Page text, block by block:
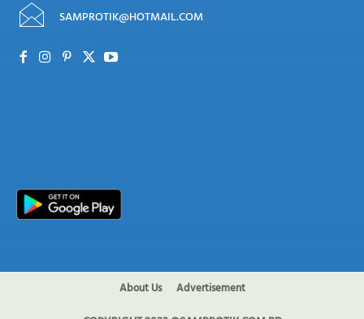
SAMPROTIK@HOTMAIL.COM
About Us Advertisement